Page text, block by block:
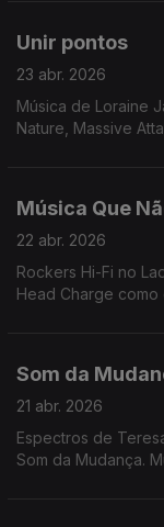
Unir pontos
23 abr. 2026
Música de Loraine
Nature, Massive
Música Que
22 abr. 2026
Rockers Hi-Fi no
Head Charge como
Som da
21 abr. 2026
Espectros de
Som da Mudança.